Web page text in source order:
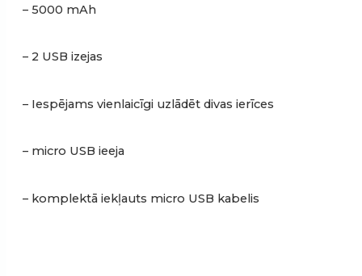
– 5000 mAh
– 2 USB izejas
– Iespējams vienlaicīgi uzlādēt divas ierīces
– micro USB ieeja
– komplektā iekļauts micro USB kabelis